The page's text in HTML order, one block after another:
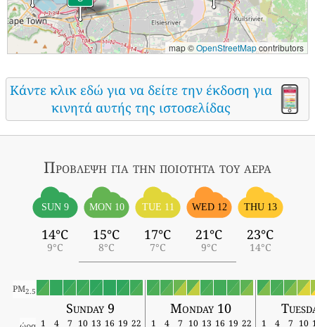
map ©OpenStreetMapcontributors
Κάντε κλικ εδώ για να δείτε την έκδοση για
κινητά αυτής της ιστοσελίδας
Πρόβλεψη για την ποιότητα του αέρα
SUN 9
14°C
9°C
MON 10
15°C
8°C
TUE 11
17°C
7°C
WED 12
21°C
9°C
THU 13
23°C
14°C
PM2.5
Sunday 9 Monday 10
1 4 7 10 13 16 19 22 1 4 7 10 13 16 19 22 1 4 7 10